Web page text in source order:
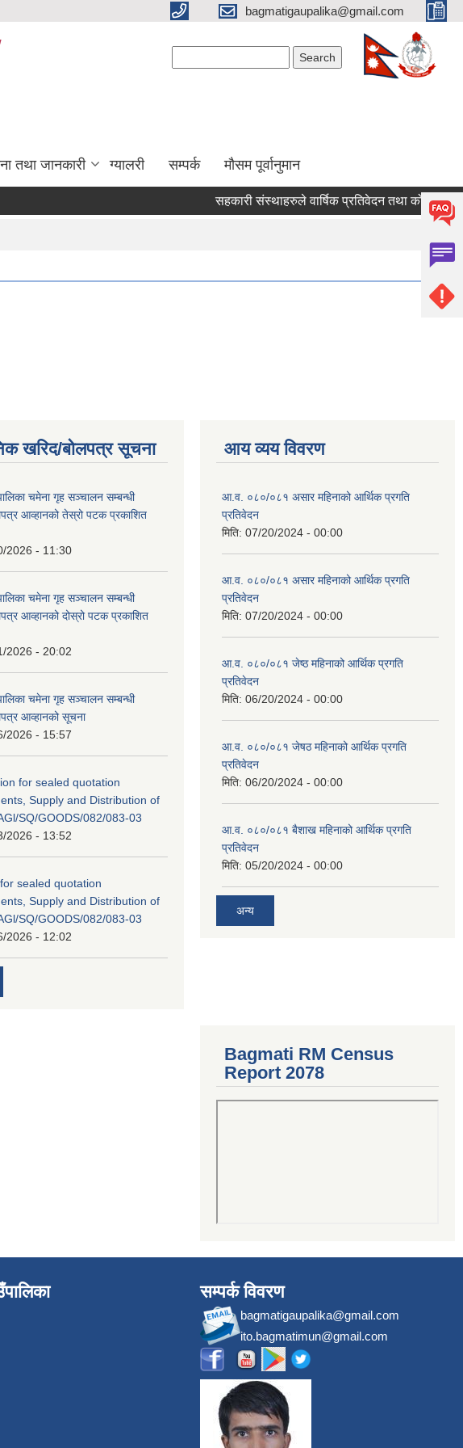
bagmatigaupalika@gmail.com
तथा जानकारी ग्यालरी सम्पर्क मौसम पूर्वानुमान
सहकारी संस्थाहरुले वार्षिक प्रतिवेदन तथा कोपोमिस
खरिद/बोलपत्र सूचना
चमेना गृह सञ्चालन सम्बन्धी
आव्हानको तेस्रो पटक प्रकाशित
2026 - 11:30
चमेना गृह सञ्चालन सम्बन्धी
आव्हानको दोस्रो पटक प्रकाशित
2026 - 20:02
चमेना गृह सञ्चालन सम्बन्धी
आव्हानको सूचना
2026 - 15:57
for sealed quotation
Supply and Distribution of
SQ/GOODS/082/083-03
2026 - 13:52
sealed quotation
Supply and Distribution of
SQ/GOODS/082/083-03
2026 - 12:02
आय व्यय विवरण
आ.व. ०८०/०८१ असार महिनाको आर्थिक प्रगति
प्रतिवेदन
मिति: 07/20/2024 - 00:00
आ.व. ०८०/०८१ असार महिनाको आर्थिक प्रगति
प्रतिवेदन
मिति: 07/20/2024 - 00:00
आ.व. ०८०/०८१ जेष्ठ महिनाको आर्थिक प्रगति
प्रतिवेदन
मिति: 06/20/2024 - 00:00
आ.व. ०८०/०८१ जेषठ महिनाको आर्थिक प्रगति
प्रतिवेदन
मिति: 06/20/2024 - 00:00
आ.व. ०८०/०८१ बैशाख महिनाको आर्थिक प्रगति
प्रतिवेदन
मिति: 05/20/2024 - 00:00
अन्य
Bagmati RM Census
Report 2078
सम्पर्क विवरण
bagmatigaupalika@gmail.com
ito.bagmatimun@gmail.com